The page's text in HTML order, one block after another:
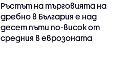
Ръстът на търговията на
дребно в България е над
десет пъти по-висок от
средния в еврозоната